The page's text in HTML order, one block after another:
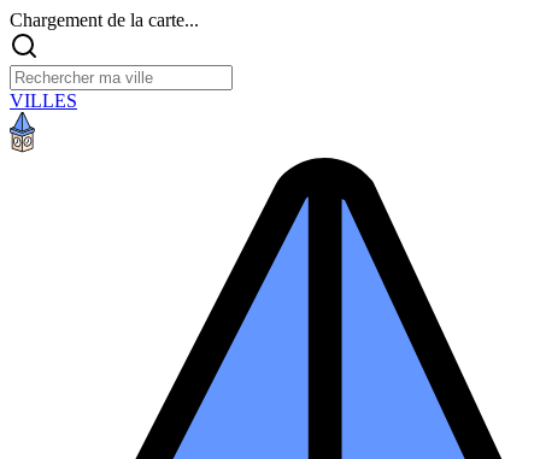
Chargement de la carte...
VILLES